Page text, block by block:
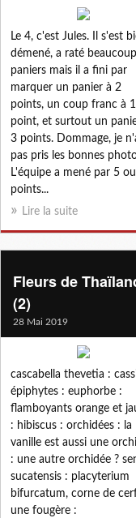
Le 4, c'est Jules. Il s'est
démené, a raté
paniers mais il a fini par
marquer un panier à 2
points, un coup franc à 1
point, et surtout un
3 points. Dommage, je
pas pris les bonnes
L'équipe a mené par 5
points...
Lire la suite
Fleurs de
(2)
28 Mai 2019
cascabella thevetia :
épiphytes : euphorbe :
flamboyants orange et
: hibiscus : orchidées : la
vanille est aussi une
: une autre orchidée ?
sucatensis : placyterium
bifurcatum, corne de
une fougère :